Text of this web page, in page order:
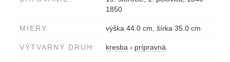
1850
MIERY: výška 44.0 cm, šírka 35.0 cm
VÝTVARNÝ DRUH: kresba › prípravná